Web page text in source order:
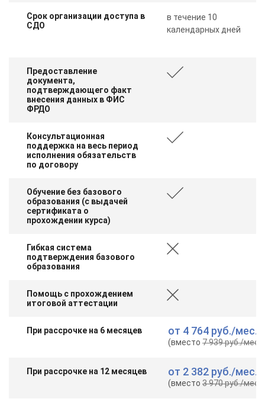
Срок организации доступа в
СДО
в течение 10
календарных дней
Предоставление
документа,
подтверждающего факт
внесения данных в ФИС
ФРДО
Консультационная
поддержка на весь период
исполнения обязательств
по договору
Обучение без базового
образования (с выдачей
сертификата о
прохождении курса)
Гибкая система
подтверждения базового
образования
Помощь с прохождением
итоговой аттестации
При рассрочке на 6 месяцев от 4 764 руб./мес.
(вместо7 939 руб./мес.
При рассрочке на 12 месяцев от 2 382 руб./мес.
(вместо3 970 руб./мес.